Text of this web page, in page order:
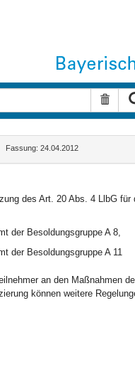
Fassung: 24.04.2012
des Art. 20 Abs. 4 LlbG
der Besoldungsgruppe A 8,
der Besoldungsgruppe A 11
an den Maßnahmen
können weitere